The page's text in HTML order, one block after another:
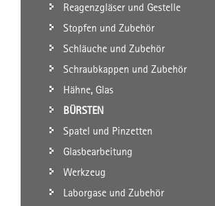
Reagenzgläser und Gestelle
Stopfen und Zubehör
Schläuche und Zubehör
Schraubkappen und Zubehör
Hähne, Glas
BÜRSTEN
Spatel und Pinzetten
Glasbearbeitung
Werkzeug
Laborgase und Zubehör